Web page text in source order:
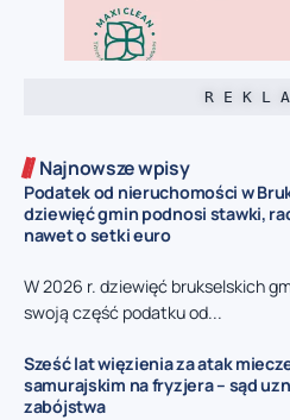
R E K L
Najnowsze wpisy
Podatek od nieruchomości w
dziewięć gmin podnosi stawki,
nawet o setki euro
W 2026 r. dziewięć brukselskich
swoją część podatku od...
Sześć lat więzienia za atak
samurajskim na fryzjera – sąd
zabójstwa